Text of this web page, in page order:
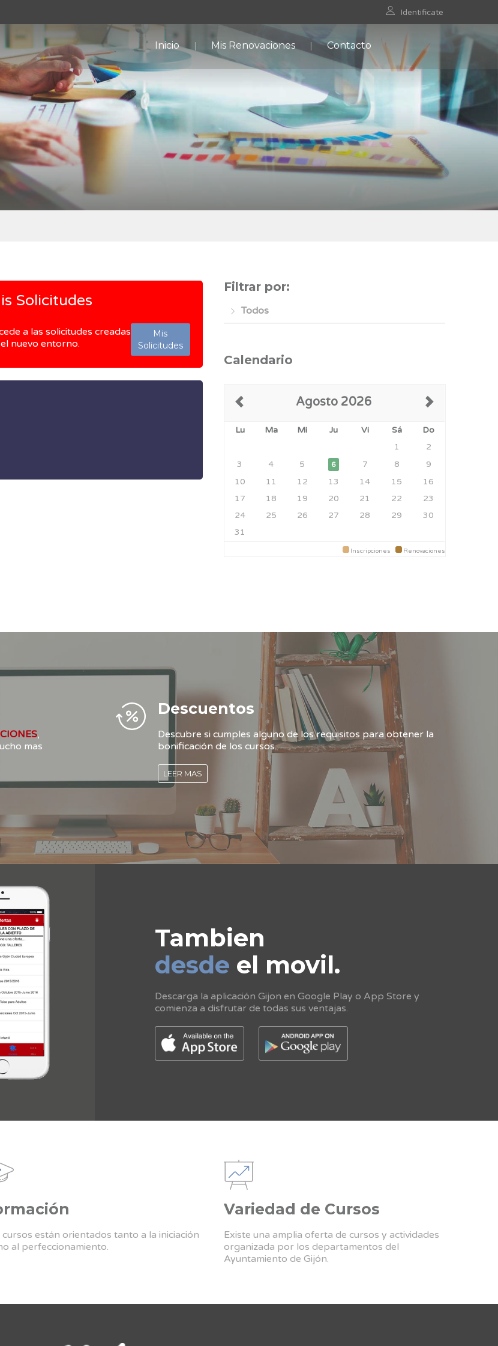
Identificate
Inicio Mis Renovaciones Contacto
Solicitudes
a las solicitudes creadas
nuevo entorno.
Mis
Solicitudes
Filtrar por:
Todos
Calendario
Agosto 2026
Lu Ma Mi Ju Vi Sá
Do
1
2
3
4 5 6 7 8
9
10
11 12 13 14 15
16
17
18 19 20 21 22
23
24
25 26 27 28 29
30
31
Inscripciones Renovaciones
,
mas
Descuentos
Descubre si cumples alguno de los requisitos para obtener la
bonificación de los cursos.
LEER MAS
Tambien
desde el movil.
Descarga la aplicación Gijon en Google Play o App Store y
comienza a disfrutar de todas sus ventajas.
cursos están orientados tanto a la iniciación
al perfeccionamiento.
Variedad de Cursos
Existe una amplia oferta de cursos y actividades
organizada por los departamentos del
Ayuntamiento de Gijón.